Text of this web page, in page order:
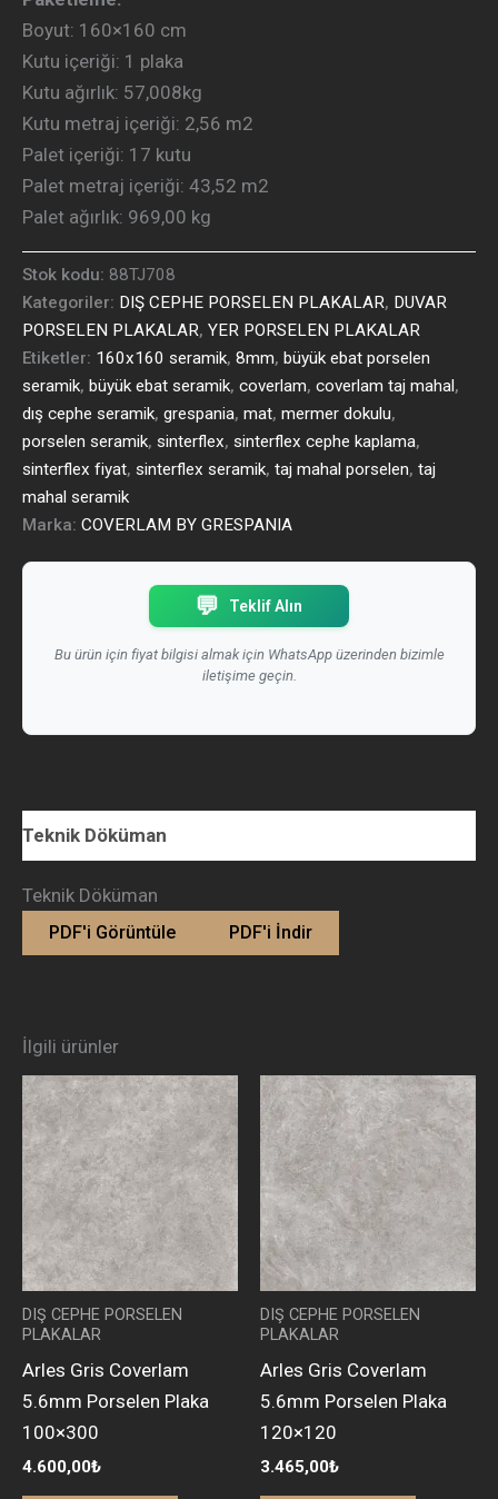
Boyut: 160×160 cm
Kutu içeriği: 1 plaka
Kutu ağırlık: 57,008kg
Kutu metraj içeriği: 2,56 m2
Palet içeriği: 17 kutu
Palet metraj içeriği: 43,52 m2
Palet ağırlık: 969,00 kg
Stok kodu: 88TJ708
Kategoriler: DIŞ CEPHE PORSELEN PLAKALAR, DUVAR
PORSELEN PLAKALAR, YER PORSELEN PLAKALAR
Etiketler: 160x160 seramik, 8mm, büyük ebat porselen
seramik, büyük ebat seramik, coverlam, coverlam taj mahal,
dış cephe seramik, grespania, mat, mermer dokulu,
porselen seramik, sinterflex, sinterflex cephe kaplama,
sinterflex fiyat, sinterflex seramik, taj mahal porselen, taj
mahal seramik
Marka: COVERLAM BY GRESPANIA
💬 Teklif Alın
Bu ürün için fiyat bilgisi almak için WhatsApp üzerinden bizimle
iletişime geçin.
Teknik Döküman
Teknik Döküman
PDF'i Görüntüle PDF'i İndir
İlgili ürünler
DIŞ CEPHE PORSELEN
PLAKALAR
Arles Gris Coverlam
5.6mm Porselen Plaka
100×300
4.600,00₺
DIŞ CEPHE PORSELEN
PLAKALAR
Arles Gris Coverlam
5.6mm Porselen Plaka
120×120
3.465,00₺